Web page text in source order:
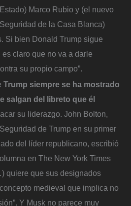
Marco Rubio y (el nuevo
de la Casa Blanca)
Si bien Donald Trump sigue
claro que no va a darle
su propio campo”.
Trump siempre se ha mostrado
salgan del libreto que él
su liderazgo. John Bolton,
de Trump en su primer
del líder republicano, escribió
en The New York Times
quiere que sus designados
medieval que implica no
Y Musk no parece muy